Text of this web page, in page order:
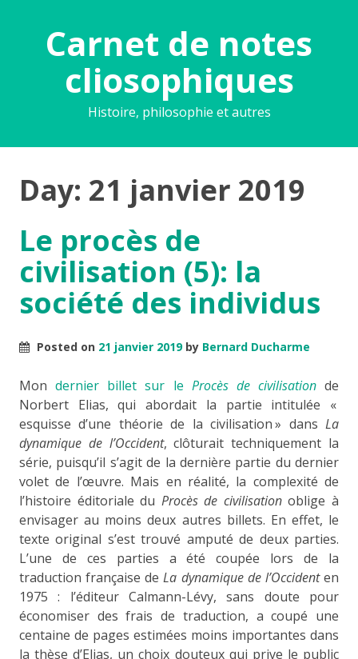
Carnet de notes
cliosophiques
Histoire, philosophie et autres
Day: 21 janvier 2019
Le procès de
civilisation (5): la
société des individus
Posted on 21 janvier 2019by Bernard Ducharme
Mondernier billet sur le Procès de civilisationde
Norbert Elias, qui abordait la partie intitulée «
esquisse d’une théorie de la civilisation » dans La
dynamique de l’Occident, clôturait techniquement la
série, puisqu’il s’agit de la dernière partie du dernier
volet de l’œuvre. Mais en réalité, la complexité de
l’histoire éditoriale du Procès de civilisationoblige à
envisager au moins deux autres billets. En effet, le
texte original s’est trouvé amputé de deux parties.
L’une de ces parties a été coupée lors de la
traduction française deLa dynamique de l’Occidenten
1975 : l’éditeur Calmann-Lévy, sans doute pour
économiser des frais de traduction, a coupé une
centaine de pages estimées moins importantes dans
la thèse d’Elias, un choix douteux qui prive le public